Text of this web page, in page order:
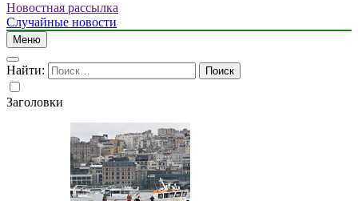
Новостная рассылка
Случайные новости
Меню
Найти:
Заголовки